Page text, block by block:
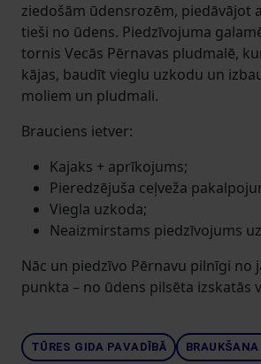
ziedošām ūdensrozēm, piedāvājot
tieši no ūdens. Piedzīvojuma
tornis Vecās Pērnavas pludmalē,
kājas, baudīt vieglu uzkodu un
moliem un pludmali.
Brauciens ietver:
Kajaks + aprīkojums;
Pieredzējuša ceļveža
Viegla uzkoda;
Neaizmirstams piedzīvojums
Nāc un piedzīvo Pērnavu pilnīgi no
punkta – no ūdens pilsēta izskatās
TŪRES GIDA PAVADĪBĀ